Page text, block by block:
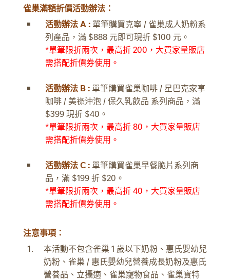
雀巢滿額折價活動辦法：
活動辦法 A : 單筆購買克寧 / 雀巢成人奶粉系
列產品，滿 $888 元即可現折 $100 元。
*單筆限折兩次，最高折 200，大買家量販店
需搭配折價券使用。
活動辦法 B : 單筆購買雀巢咖啡 / 星巴克家享
咖啡 / 美祿沖泡 / 保久乳飲品 系列商品，滿
$399 現折 $40。
*單筆限折兩次，最高折 80，大買家量販店
需搭配折價券使用。
活動辦法 C : 單筆購買雀巢早餐脆片系列商
品，滿 $199 折 $20。
*單筆限折兩次，最高折 40，大買家量販店
需搭配折價券使用。
注意事項：
本活動不包含雀巢 1 歲以下奶粉、惠氏嬰幼兒
奶粉、雀巢 / 惠氏嬰幼兒營養成長奶粉及惠氏
營養品、立攝適、雀巢寵物食品、雀巢寶特